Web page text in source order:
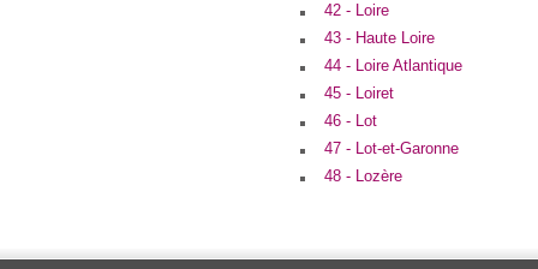
42 - Loire
43 - Haute Loire
44 - Loire Atlantique
45 - Loiret
46 - Lot
47 - Lot-et-Garonne
48 - Lozère